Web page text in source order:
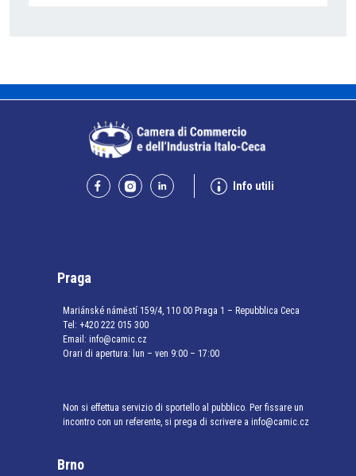
Info utili
Praga
Mariánské náměstí 159/4, 110 00 Praga 1 – Repubblica Ceca
Tel: +420 222 015 300
Email: info@camic.cz
Orari di apertura: lun – ven 9:00 – 17:00
Non si effettua servizio di sportello al pubblico. Per fissare un
incontro con un referente, si prega di scrivere a info@camic.cz
Brno